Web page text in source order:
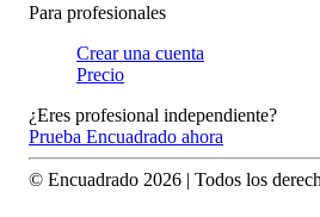
Para profesionales
Crear una cuenta
Precio
¿Eres profesional independiente?
Prueba Encuadrado ahora
© Encuadrado 2026 | Todos los